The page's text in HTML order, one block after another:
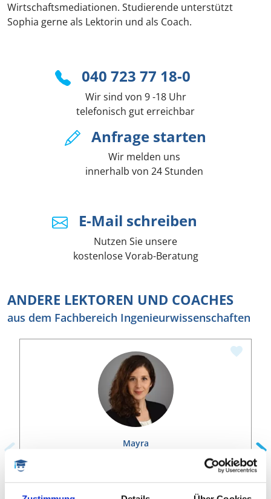
Wirtschaftsmediationen. Studierende unterstützt
Sophia gerne als Lektorin und als Coach.
040 723 77 18-0
Wir sind von 9 -18 Uhr
telefonisch gut erreichbar
Anfrage starten
Wir melden uns
innerhalb von 24 Stunden
E-Mail schreiben
Nutzen Sie unsere
kostenlose Vorab-Beratung
ANDERE LEKTOREN UND COACHES
aus dem Fachbereich Ingenieurwissenschaften
Mayra